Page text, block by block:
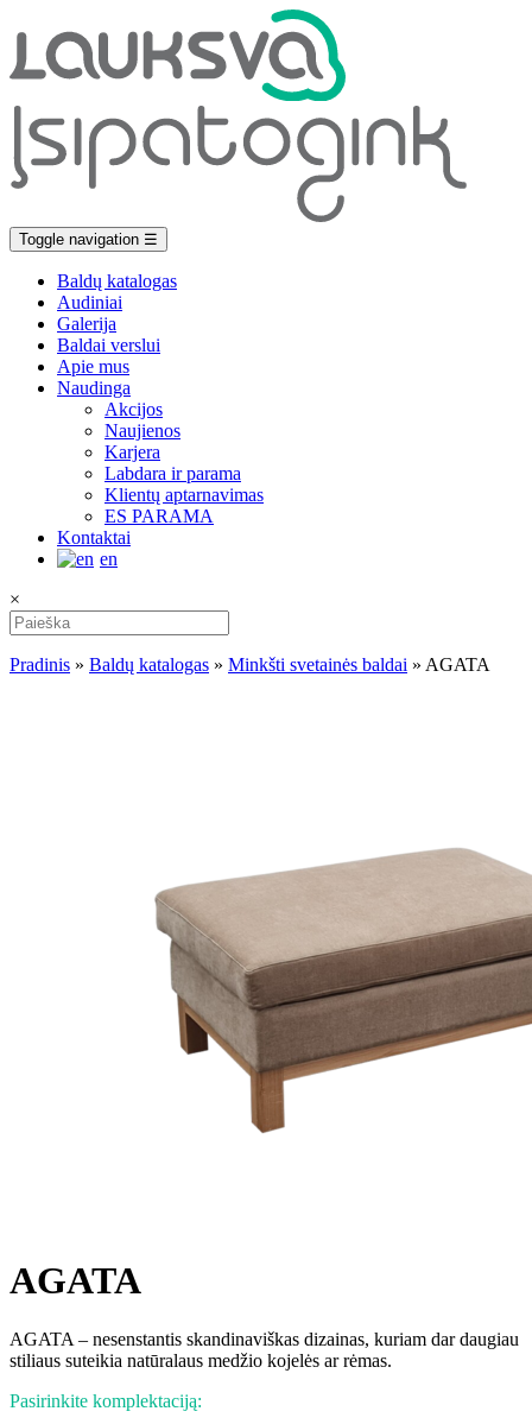
Toggle navigation ☰
Baldų katalogas
Audiniai
Galerija
Baldai verslui
Apie mus
Naudinga
Akcijos
Naujienos
Karjera
Labdara ir parama
Klientų aptarnavimas
ES PARAMA
Kontaktai
en
×
Pradinis » Baldų katalogas » Minkšti svetainės baldai » AGATA
AGATA
AGATA – nesenstantis skandinaviškas dizainas, kuriam dar daugiau
stiliaus suteikia natūralaus medžio kojelės ar rėmas.
Pasirinkite komplektaciją: